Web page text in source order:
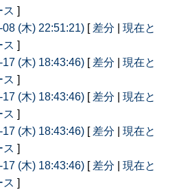
ス ]
(木) 22:51:21) [ 差分
現在と
ス ]
(木) 18:43:46) [ 差分
現在と
ス ]
(木) 18:43:46) [ 差分
現在と
ス ]
(木) 18:43:46) [ 差分
現在と
ス ]
(木) 18:43:46) [ 差分
現在と
ス ]